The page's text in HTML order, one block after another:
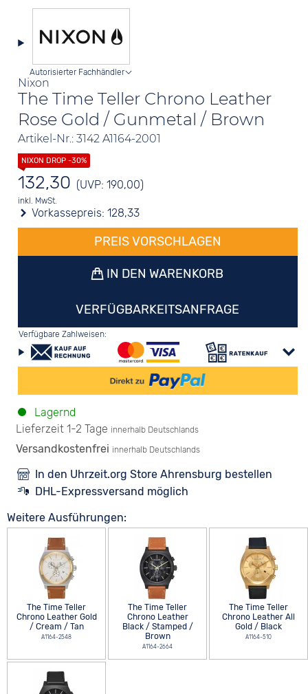
Nixon
The Time Teller Chrono Leather
Rose Gold / Gunmetal / Brown
Artikel-Nr.: 3142 A1164-2001
Autorisierter Fachhändler
132,30 (UVP: 190,00)
inkl. MwSt.
Vorkassepreis:128,33
PREIS VORSCHLAGEN
IN DEN WARENKORB
VERFÜGBARKEITSANFRAGE
Verfügbare Zahlweisen:
Lagernd
Lieferzeit 1-2 Tage innerhalb Deutschlands
Versandkostenfrei innerhalb Deutschlands
In den Uhrzeit.org Store Ahrensburg bestellen
DHL-Expressversand möglich
Weitere Ausführungen:
The Time Teller
Chrono Leather Gold
/ Cream / Tan
A1164-2548
The Time Teller
Chrono Leather
Black / Stamped /
Brown
A1164-2664
The Time Teller
Chrono Leather All
Gold / Black
A1164-510